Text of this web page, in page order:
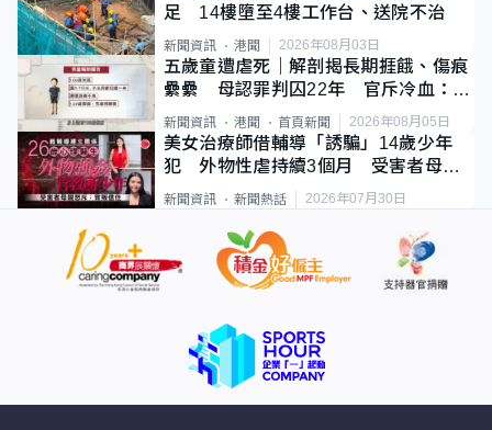
足 14樓墮至4樓工作台、送院不治
新聞資訊 港聞 2026年08月03日
五歲童遭虐死｜解剖揭長期捱餓、傷痕
纍纍 母認罪判囚22年 官斥冷血：同
類案最惡劣
新聞資訊 港聞 首頁新聞 2026年08月05日
美女治療師借輔導「誘騙」14歲少年
犯 外物性虐持續3個月 受害者母：
要保護其他人
新聞資訊 新聞熱話 2026年07月30日